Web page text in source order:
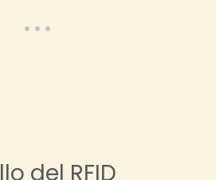
del RFID